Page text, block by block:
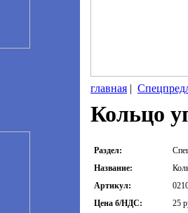
главная |
Кольцо
Раздел:
Название:
Артикул:
Цена б/НДС:
25